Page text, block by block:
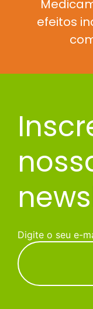
efeitos
Digite o seu e-